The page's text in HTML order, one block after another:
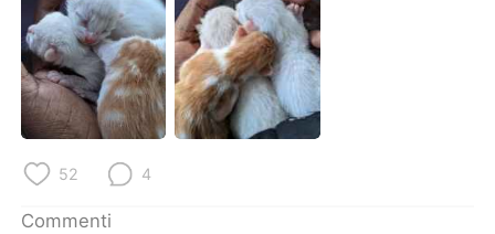
العربية Français
Deutsch 日本語
52 4
Commenti